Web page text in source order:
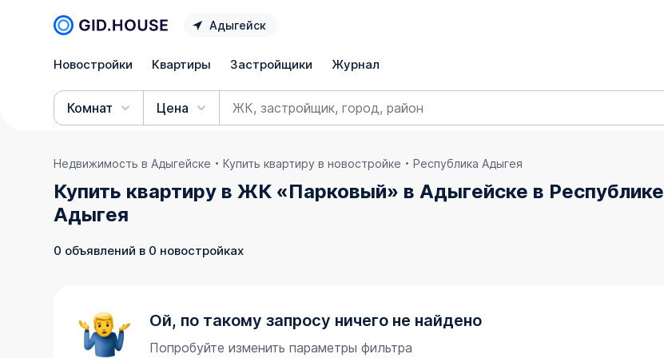
Адыгейск
Новостройки Квартиры Застройщики Журнал
Комнат Цена
Недвижимость в Адыгейске Купить квартиру в новостройке Республика Адыгея
Купить квартиру в ЖК «Парковый» в Адыгейске в Республике
Адыгея
0 объявлений в 0 новостройках
Ой, по такому запросу ничего не найдено
Попробуйте изменить параметры фильтра